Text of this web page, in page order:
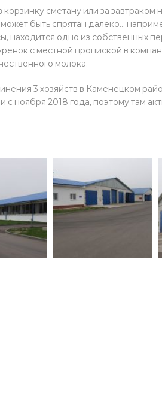
корзинку сметану или за
быть спрятан далеко…
находится одно из собственных
с местной пропиской в
молока.
3 хозяйств в Каменецком
ноября 2018 года, поэтому там